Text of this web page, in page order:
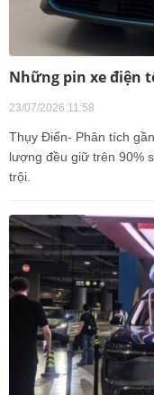
Những pin xe điện
23/07/2026 11:58
Thụy Điển- Phân tích
lượng đều giữ trên 90%
trội.